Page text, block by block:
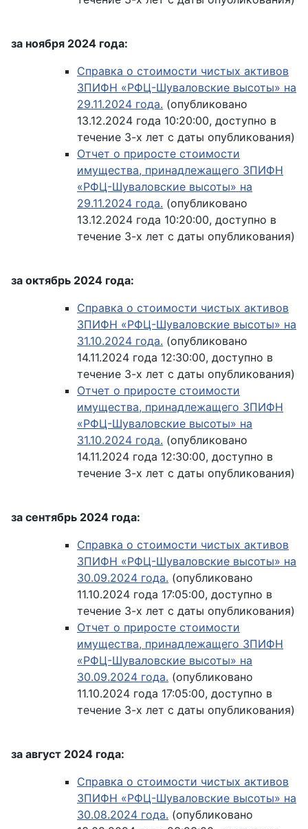
за ноября 2024 года:
Справка о стоимости чистых активов
ЗПИФН «РФЦ-Шуваловские высоты» на
29.11.2024 года. (опубликовано
13.12.2024 года 10:20:00, доступно в
течение 3-х лет с даты опубликования)
Отчет о приросте стоимости
имущества, принадлежащего ЗПИФН
«РФЦ-Шуваловские высоты» на
29.11.2024 года. (опубликовано
13.12.2024 года 10:20:00, доступно в
течение 3-х лет с даты опубликования)
за октябрь 2024 года:
Справка о стоимости чистых активов
ЗПИФН «РФЦ-Шуваловские высоты» на
31.10.2024 года. (опубликовано
14.11.2024 года 12:30:00, доступно в
течение 3-х лет с даты опубликования)
Отчет о приросте стоимости
имущества, принадлежащего ЗПИФН
«РФЦ-Шуваловские высоты» на
31.10.2024 года. (опубликовано
14.11.2024 года 12:30:00, доступно в
течение 3-х лет с даты опубликования)
за сентябрь 2024 года:
Справка о стоимости чистых активов
ЗПИФН «РФЦ-Шуваловские высоты» на
30.09.2024 года. (опубликовано
11.10.2024 года 17:05:00, доступно в
течение 3-х лет с даты опубликования)
Отчет о приросте стоимости
имущества, принадлежащего ЗПИФН
«РФЦ-Шуваловские высоты» на
30.09.2024 года. (опубликовано
11.10.2024 года 17:05:00, доступно в
течение 3-х лет с даты опубликования)
за август 2024 года:
Справка о стоимости чистых активов
ЗПИФН «РФЦ-Шуваловские высоты» на
30.08.2024 года. (опубликовано